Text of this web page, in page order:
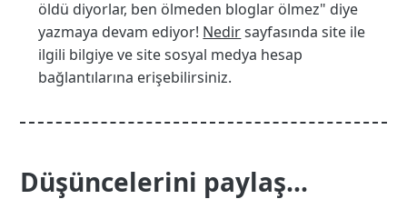
öldü diyorlar, ben ölmeden bloglar ölmez" diye
yazmaya devam ediyor! Nedirsayfasında site ile
ilgili bilgiye ve site sosyal medya hesap
bağlantılarına erişebilirsiniz.
Düşüncelerini paylaş...